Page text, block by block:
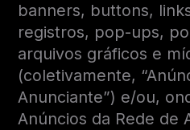
banners, buttons,
registros, pop-ups,
arquivos gráficos e
(coletivamente,
Anunciante”) e/ou,
Anúncios da Rede de